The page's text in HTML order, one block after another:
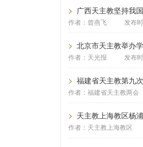
> 广西天主教坚持我
作者： 曾燕飞 发布
> 北京市天主教举办
作者： 天光报 发布
> 福建省天主教第九
作者： 福建省天主教两会
> 天主教上海教区杨
作者： 天主教上海教区